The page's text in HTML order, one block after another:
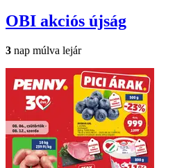
OBI akciós újság
3 nap múlva lejár